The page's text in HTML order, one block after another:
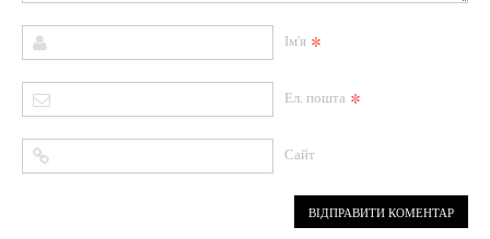
Ім'я *
Ел. пошта *
Сайт